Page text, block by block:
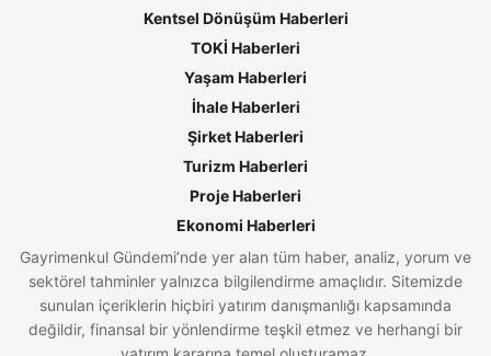
Kentsel Dönüşüm Haberleri
TOKİ Haberleri
Yaşam Haberleri
İhale Haberleri
Şirket Haberleri
Turizm Haberleri
Proje Haberleri
Ekonomi Haberleri
Gayrimenkul Gündemi’nde yer alan tüm haber, analiz, yorum ve
sektörel tahminler yalnızca bilgilendirme amaçlıdır. Sitemizde
sunulan içeriklerin hiçbiri yatırım danışmanlığı kapsamında
değildir, finansal bir yönlendirme teşkil etmez ve herhangi bir